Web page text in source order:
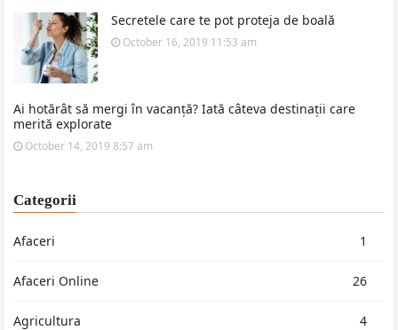
Secretele care te pot proteja de boală
October 16, 2019 11:53 am
Ai hotărât să mergi în vacanță? Iată câteva destinații care
merită explorate
October 14, 2019 8:57 am
Categorii
Afaceri 1
Afaceri Online 26
Agricultura 4